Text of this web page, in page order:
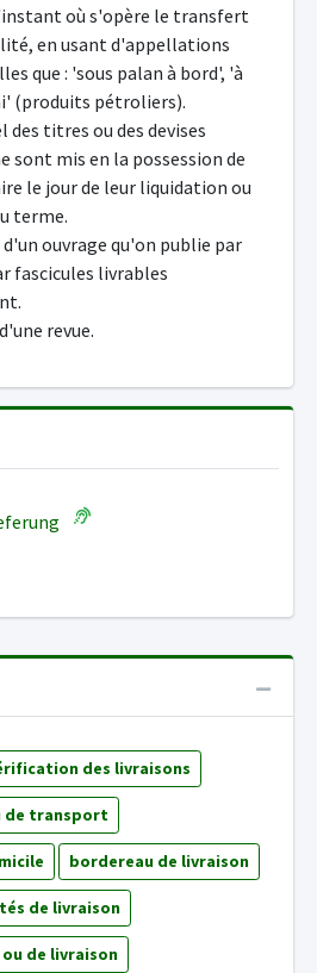
où s'opère le transfert
en usant d'appellations
que : 'sous palan à bord', 'à
(produits pétroliers).
des titres ou des devises
sont mis en la possession de
le jour de leur liquidation ou
terme.
ouvrage qu'on publie par
fascicules livrables
revue.
des livraisons
de transport
bordereau de livraison
de livraison
de livraison